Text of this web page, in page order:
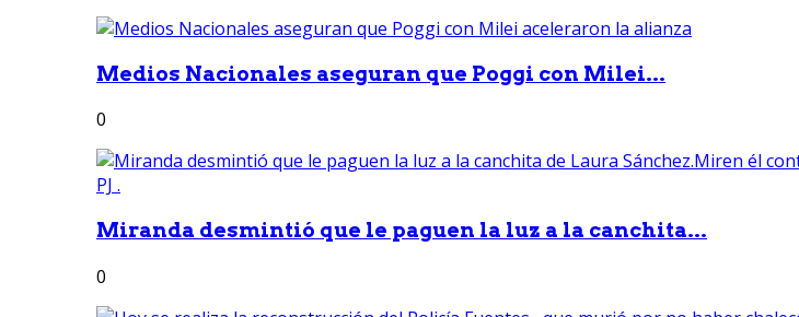
Medios Nacionales aseguran que Poggi con Milei...
0
Miranda desmintió que le paguen la luz a la canchita...
0